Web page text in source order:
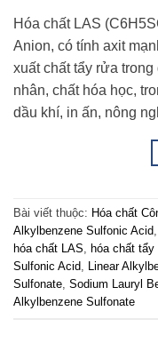
Hóa chất LAS
Anion, có tính axit
xuất chất tẩy rửa
nhân, chất hóa học,
dầu khí, in ấn, nông
Bài viết thuộc: Hóa chất
Alkylbenzene Sulfonic Acid,
hóa chất LAS, hóa chất
Sulfonic Acid, Linear
Sulfonate, Sodium Lauryl
Alkylbenzene Sulfonate